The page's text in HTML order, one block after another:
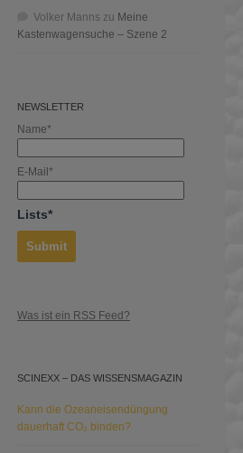
Volker Manns zu Meine
Kastenwagensuche – Szene 2
NEWSLETTER
Name*
E-Mail*
Lists*
Was ist ein RSS Feed?
SCINEXX – DAS WISSENSMAGAZIN
Kann die Ozeaneisendüngung
dauerhaft CO₂ binden?